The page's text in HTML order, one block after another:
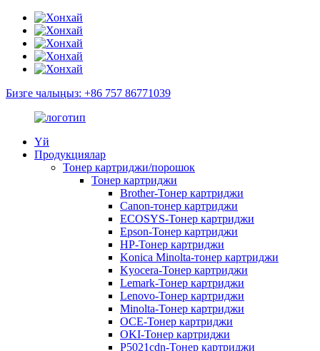
Бизге чалыңыз: +86 757 86771039
Үй
Продукциялар
Тонер картриджи/порошок
Тонер картриджи
Brother-Тонер картриджи
Canon-тонер картриджи
ECOSYS-Тонер картриджи
Epson-Тонер картриджи
HP-Тонер картриджи
Konica Minolta-тонер картриджи
Kyocera-Тонер картриджи
Lemark-Тонер картриджи
Lenovo-Тонер картриджи
Minolta-Тонер картриджи
OCE-Тонер картриджи
OKI-Тонер картриджи
P5021cdn-Тонер картриджи